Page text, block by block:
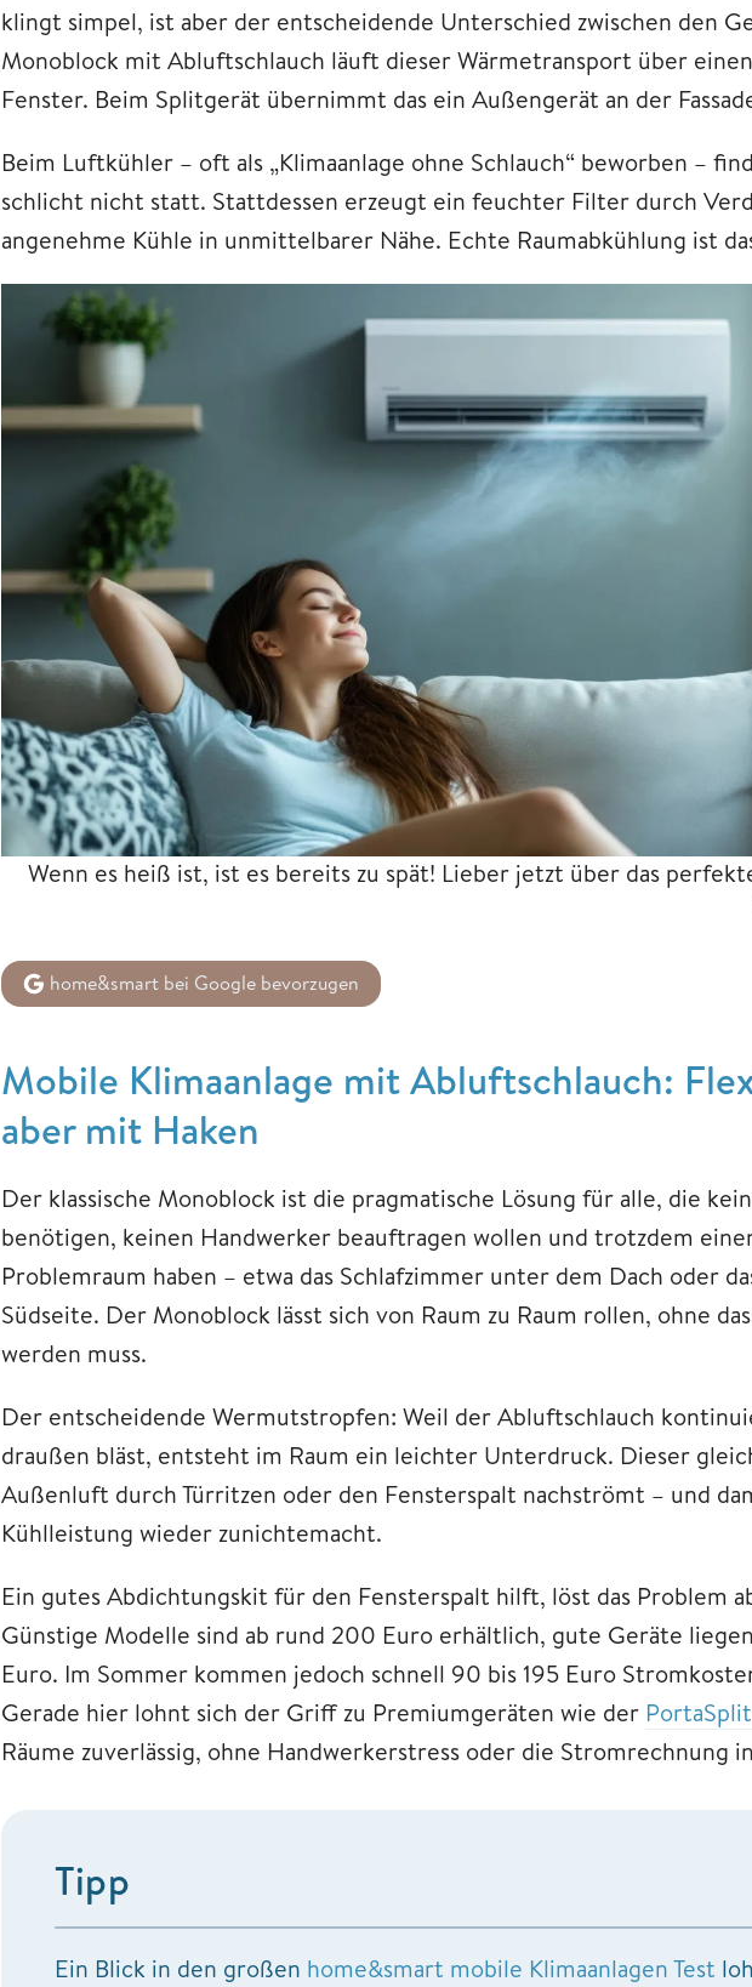
klingt simpel, ist aber der entscheidende Unterschied zwischen den
Monoblock mit Abluftschlauch läuft dieser Wärmetransport über
Fenster. Beim Splitgerät übernimmt das ein Außengerät an der
Beim Luftkühler – oft als „Klimaanlage ohne Schlauch“ beworben –
schlicht nicht statt. Stattdessen erzeugt ein feuchter Filter durch
angenehme Kühle in unmittelbarer Nähe. Echte Raumabkühlung ist
Wenn es heiß ist, ist es bereits zu spät! Lieber jetzt über das
home&smart bei Google bevorzugen
Mobile Klimaanlage mit Abluftschlauch:
aber mit Haken
Der klassische Monoblock ist die pragmatische Lösung für alle, die
benötigen, keinen Handwerker beauftragen wollen und trotzdem
Problemraum haben – etwa das Schlafzimmer unter dem Dach oder
Südseite. Der Monoblock lässt sich von Raum zu Raum rollen, ohne
werden muss.
Der entscheidende Wermutstropfen: Weil der Abluftschlauch
draußen bläst, entsteht im Raum ein leichter Unterdruck. Dieser
Außenluft durch Türritzen oder den Fensterspalt nachströmt – und
Kühlleistung wieder zunichtemacht.
Ein gutes Abdichtungskit für den Fensterspalt hilft, löst das Problem
Günstige Modelle sind ab rund 200 Euro erhältlich, gute Geräte
Euro. Im Sommer kommen jedoch schnell 90 bis 195 Euro
Gerade hier lohnt sich der Griff zu Premiumgeräten wie der
Räume zuverlässig, ohne Handwerkerstress oder die Stromrechnung
Tipp
Ein Blick in den großen home&smart mobile Klimaanlagen Test